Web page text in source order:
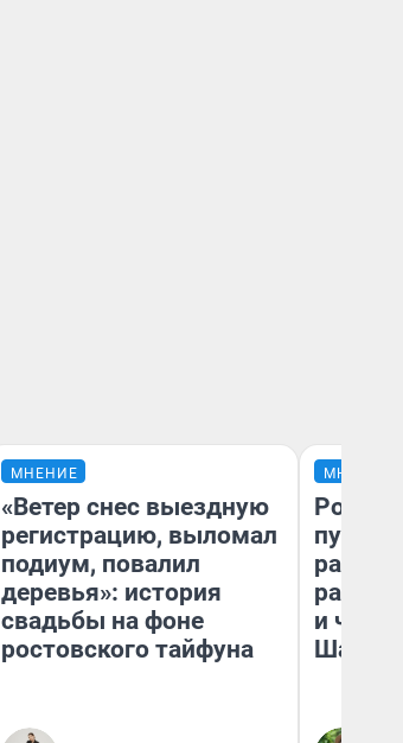
МНЕНИЕ
«Ветер снес выездную
регистрацию, выломал
подиум, повалил
деревья»: история
свадьбы на фоне
ростовского тайфуна
МНЕНИЕ
и чем